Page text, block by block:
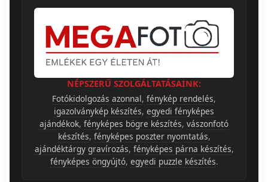
NÉPSZERŰ SZOLGÁLTATÁSAINK:
Fotókidolgozás azonnal, fénykép rendelés,
igazolványkép készítés, egyedi fényképes
ajándékok, fényképes bögre készítés, vászonfotó
készítés, fényképes poszter nyomtatás,
ajándéktárgy gravírozás, fényképes párna készítés,
fényképes öngyújtó, egyedi puzzle készítés.